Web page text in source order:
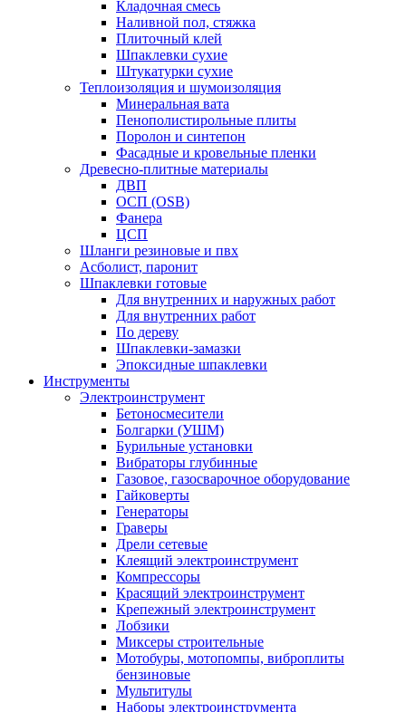
Кладочная смесь
Наливной пол, стяжка
Плиточный клей
Шпаклевки сухие
Штукатурки сухие
Теплоизоляция и шумоизоляция
Минеральная вата
Пенополистирольные плиты
Поролон и синтепон
Фасадные и кровельные пленки
Древесно-плитные материалы
ДВП
ОСП (OSB)
Фанера
ЦСП
Шланги резиновые и пвх
Асболист, паронит
Шпаклевки готовые
Для внутренних и наружных работ
Для внутренних работ
По дереву
Шпаклевки-замазки
Эпоксидные шпаклевки
Инструменты
Электроинструмент
Бетоносмесители
Болгарки (УШМ)
Бурильные установки
Вибраторы глубинные
Газовое, газосварочное оборудование
Гайковерты
Генераторы
Граверы
Дрели сетевые
Клеящий электроинструмент
Компрессоры
Красящий электроинструмент
Крепежный электроинструмент
Лобзики
Миксеры строительные
Мотобуры, мотопомпы, виброплиты
бензиновые
Мультитулы
Наборы электроинструмента